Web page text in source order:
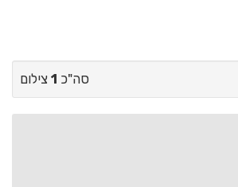
סה"כ 1 צילום